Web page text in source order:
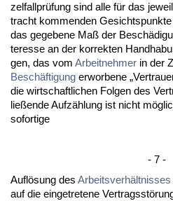
zel­fall­prüfung sind al­le für das
tracht kom­men­den
das ge­ge­be­ne Maß der
ter­es­se an der kor­rek­ten
gen, das vom Ar­beit­neh­mer in der
Beschäfti­gung er­wor­be­ne
die wirt­schaft­li­chen Fol­gen des
ließen­de Aufzählung ist nicht
so­for­ti­ge
- 7 -
Auflösung des Ar­beits­verhält­nis­ses
auf die ein­ge­tre­te­ne